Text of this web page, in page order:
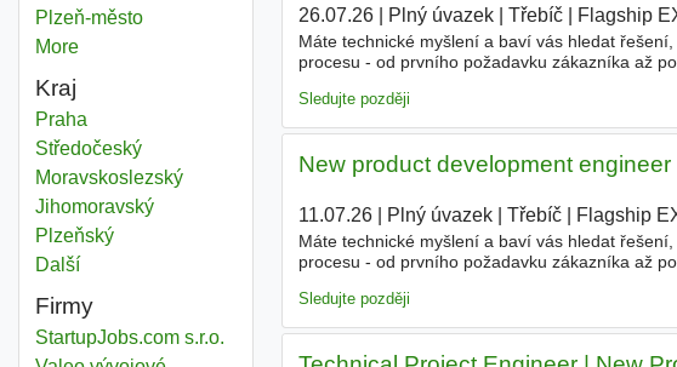
Product engineer
Plzeň-městoOkres
Moredistricts
Kraj
Product engineer
Praha
Product engineer
StředočeskýKraj
Product engineer
MoravskoslezskýKraj
Product engineer
JihomoravskýKraj
Product engineer
PlzeňskýKraj
Dalšíkraj
Firmy
StartupJobs.com s.r.o.
26.07.26| Plný úvazek| Třebíč| Flagship
Máte technické myšlení a baví vás hledat
procesu - od prvního požadavku zákazníka až
Sledujte později
New product development
11.07.26| Plný úvazek| Třebíč| Flagship
Máte technické myšlení a baví vás hledat
procesu - od prvního požadavku zákazníka až
Sledujte později